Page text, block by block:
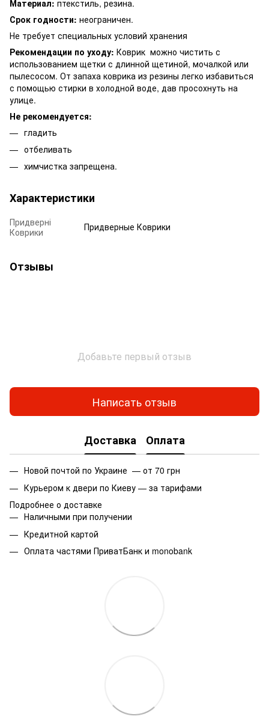
Материал: птекстиль, резина.
Срок годности: неограничен.
Не требует специальных условий хранения
Рекомендации по уходу: Коврик можно чистить с
использованием щетки с длинной щетиной, мочалкой или
пылесосом. От запаха коврика из резины легко избавиться
с помощью стирки в холодной воде, дав просохнуть на
улице.
Не рекомендуется:
гладить
отбеливать
химчистка запрещена.
Характеристики
Придверні
Коврики
Придверные Коврики
Отзывы
Добавьте первый отзыв
Написать отзыв
Доставка Оплата
Новой почтой по Украине — от 70 грн
Курьером к двери по Киеву — за тарифами
Подробнее о доставке
Наличными при получении
Кредитной картой
Оплата частями ПриватБанк и monobank